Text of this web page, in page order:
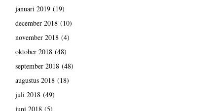
januari 2019(19)
december 2018(10)
november 2018(4)
oktober 2018(48)
september 2018(48)
augustus 2018(18)
juli 2018(49)
juni 2018(5)